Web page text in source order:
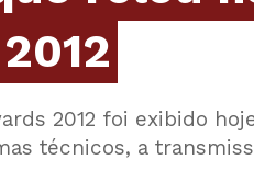
2012 foi exibido
técnicos, a